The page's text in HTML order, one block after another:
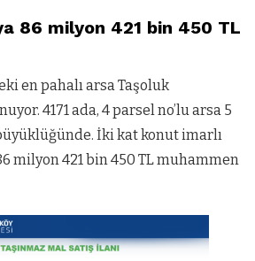
86 milyon 421 bin 450 TL
en pahalı arsa Taşoluk
4171 ada, 4 parsel no’lu arsa 5
İki kat konut imarlı
milyon 421 bin 450 TL muhammen